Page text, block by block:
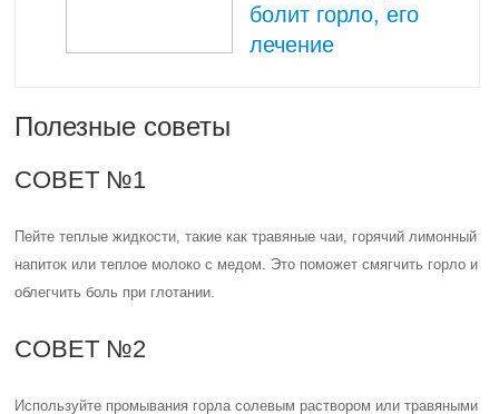
болит горло, его
лечение
Полезные советы
СОВЕТ №1
Пейте теплые жидкости, такие как травяные чаи, горячий лимонный
напиток или теплое молоко с медом. Это поможет смягчить горло и
облегчить боль при глотании.
СОВЕТ №2
Используйте промывания горла солевым раствором или травяными